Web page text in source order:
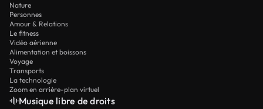
Nature
Personnes
Amour & Relations
Le fitness
Vidéo aérienne
Alimentation et boissons
Voyage
Transports
La technologie
Zoom en arrière-plan virtuel
Musique libre de droits